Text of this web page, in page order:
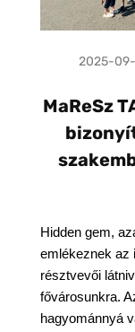
2025-09-
MaReSz
Hidden gem,
emlékeznek az
résztvevői
fővárosunkra.
hagyománnyá